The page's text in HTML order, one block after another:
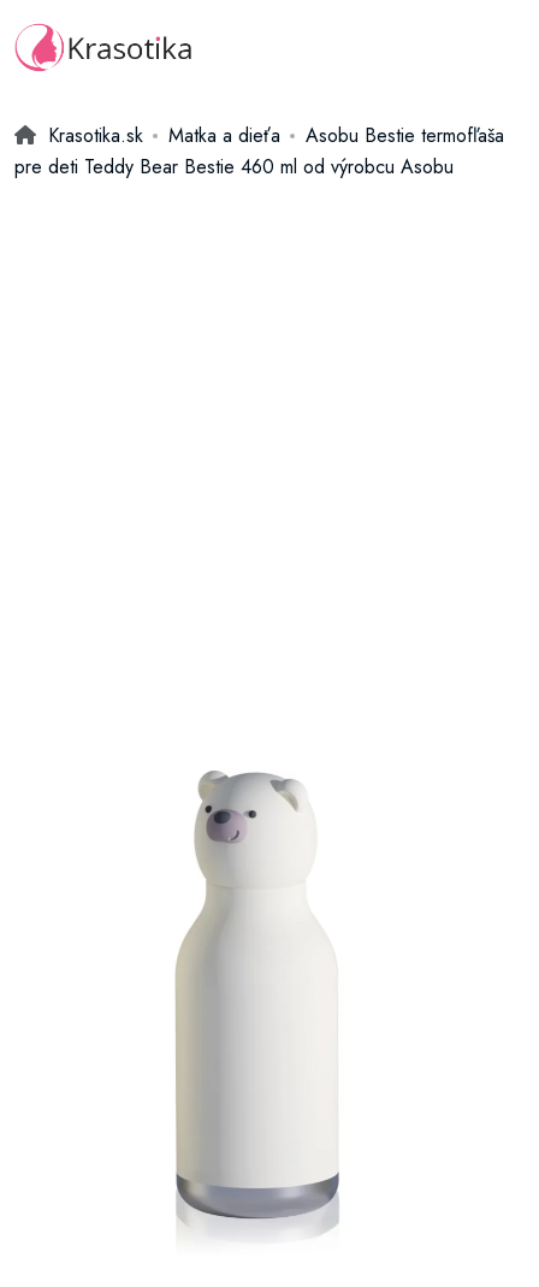
Krasotika.sk Matka a dieťa
Asobu Bestie termofľaša
pre deti Teddy Bear Bestie 460 ml od výrobcu Asobu